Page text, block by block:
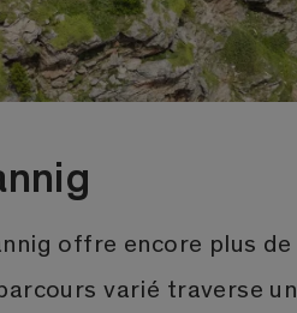
offre encore plus de
varié traverse un